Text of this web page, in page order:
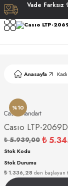
Vade Farksız
Anasayfa
%10
Casıo Standart
Casıo LTP-
₺ 5.939,00 ₺
₺ 1.336,28 den başlayan
Stok Kodu
Stok Durumu